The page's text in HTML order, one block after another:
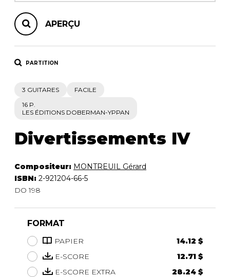
APERÇU
PARTITION
3 GUITARES
FACILE
16 P.
LES ÉDITIONS DOBERMAN-YPPAN
Divertissements IV
Compositeur: MONTREUIL Gérard
ISBN: 2-921204-66-5
DO 198
FORMAT
PAPIER
14.12 $
E-SCORE
12.71 $
E-SCORE EXTRA
28.24 $